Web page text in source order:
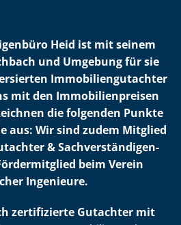
Heid ist mit seinem
und Umgebung für sie
Im­mo­bi­li­en­gut­ach­ter
mit den Im­mo­bi­li­en­prei­sen
die folgenden Punkte
aus: Wir sind zudem Mitglied
& Sach­ver­stän­di­gen­
beim Verein
Ingenieure.
zertifizierte Gutachter mit